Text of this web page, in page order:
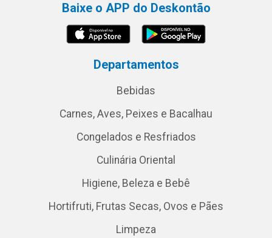
Baixe o APP do Deskontão
Departamentos
Bebidas
Carnes, Aves, Peixes e Bacalhau
Congelados e Resfriados
Culinária Oriental
Higiene, Beleza e Bebê
Hortifruti, Frutas Secas, Ovos e Pães
Limpeza